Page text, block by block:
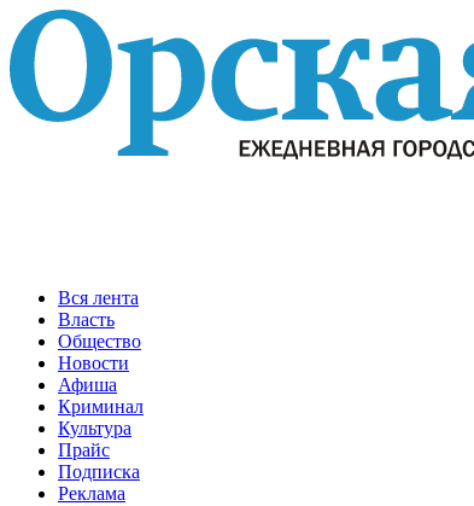
Вся лента
Власть
Общество
Новости
Афиша
Криминал
Культура
Прайс
Подписка
Реклама